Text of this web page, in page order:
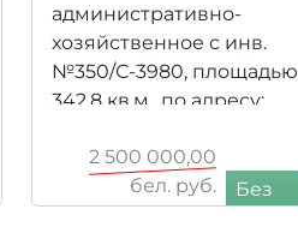
административно-
хозяйственное с инв.
№350/С-3980, площадью
342,8 кв.м., по адресу:
Гомель, ул.
Пролетарская, 20
2 500 000,00
бел. руб.
Без